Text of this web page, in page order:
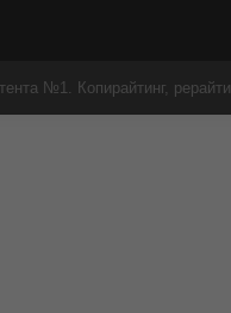
№1. Копирайтинг,